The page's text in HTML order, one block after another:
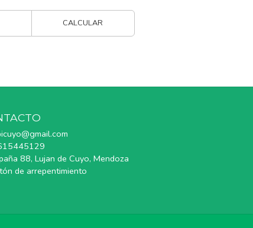
CALCULAR
88, Lujan de Cuyo, Mendoza
de arrepentimiento